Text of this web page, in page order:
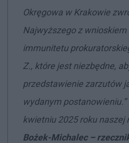
Okręgowa w Krakowie
Najwyższego z wnioskiem
immunitetu
Z., które jest niezbędne,
przedstawienie zarzutów
wydanym
kwietniu 2025 roku naszej
Bożek-Michalec –